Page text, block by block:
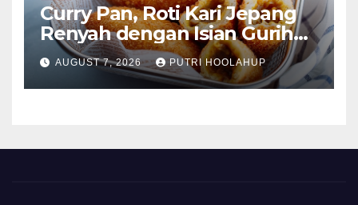
Curry Pan, Roti Kari Jepang
Renyah dengan Isian Gurih
Menggoda
AUGUST 7, 2026 PUTRI HOOLAHUP